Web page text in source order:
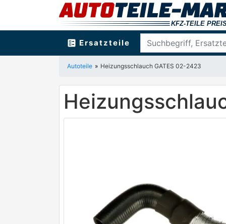
ballot Ersatzteile
Autoteile Heizungsschlauch GATES 02-2423